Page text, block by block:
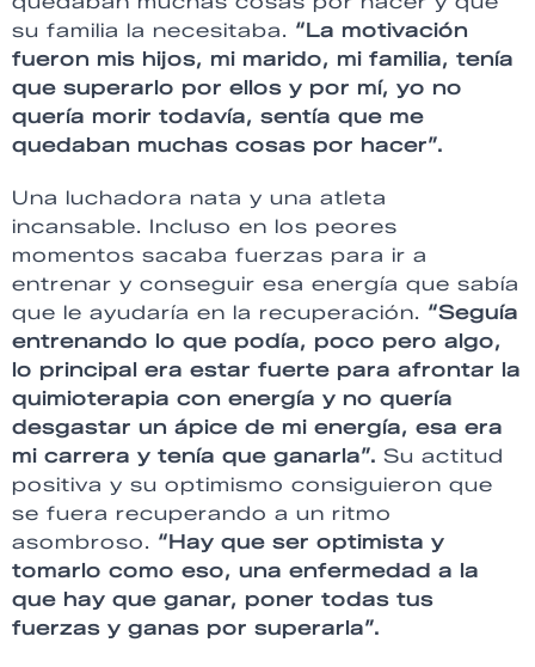
su familia la necesitaba. “La motivación
fueron mis hijos, mi marido, mi familia, tenía
que superarlo por ellos y por mí, yo no
quería morir todavía, sentía que me
quedaban muchas cosas por hacer”.
Una luchadora nata y una atleta
incansable. Incluso en los peores
momentos sacaba fuerzas para ir a
entrenar y conseguir esa energía que sabía
que le ayudaría en la recuperación. “Seguía
entrenando lo que podía, poco pero algo,
lo principal era estar fuerte para afrontar la
quimioterapia con energía y no quería
desgastar un ápice de mi energía, esa era
mi carrera y tenía que ganarla”. Su actitud
positiva y su optimismo consiguieron que
se fuera recuperando a un ritmo
asombroso. “Hay que ser optimista y
tomarlo como eso, una enfermedad a la
que hay que ganar, poner todas tus
fuerzas y ganas por superarla”.